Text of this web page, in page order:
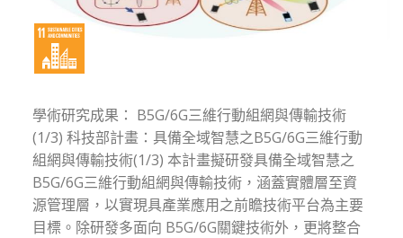
學術研究成果： B5G/6G三維行動組網與傳輸技術
(1/3) 科技部計畫：具備全域智慧之B5G/6G三維行動
組網與傳輸技術(1/3) 本計畫擬研發具備全域智慧之
B5G/6G三維行動組網與傳輸技術，涵蓋實體層至資
源管理層，以實現具產業應用之前瞻技術平台為主要
目標。除研發多面向 B5G/6G關鍵技術外，更將整合